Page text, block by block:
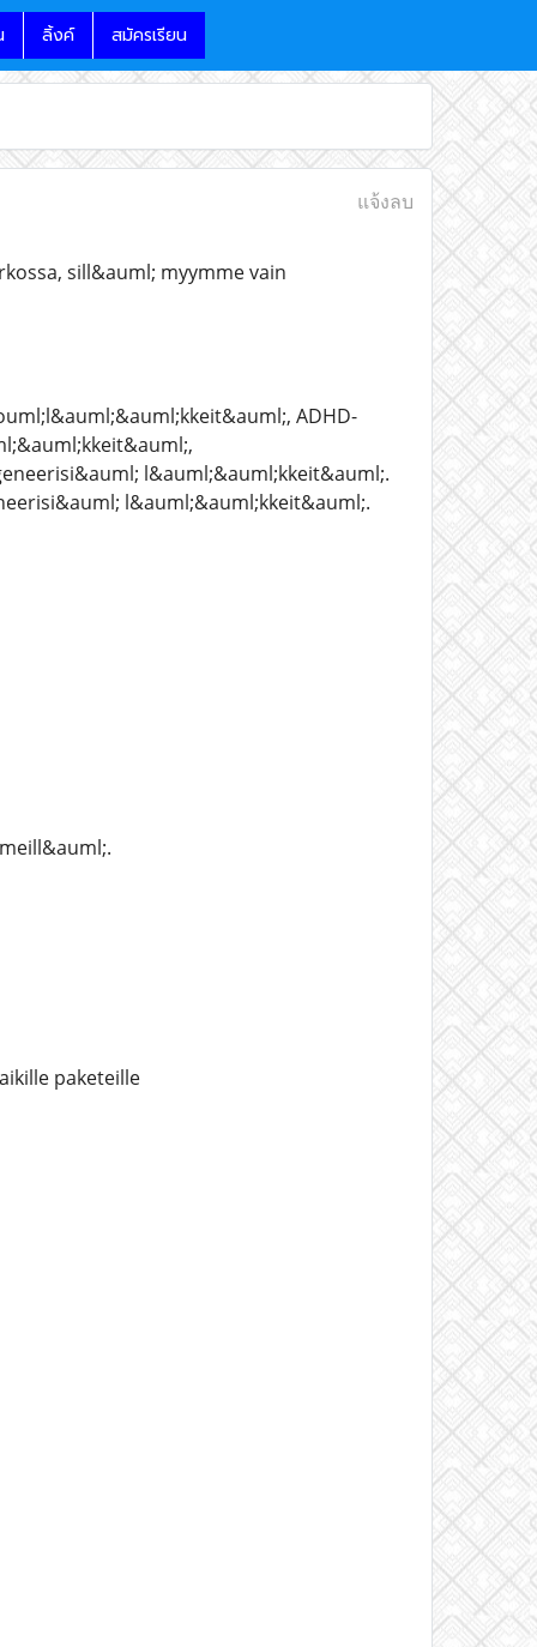
ลิ้งค์ สมัครเรียน
แจ้งลบ
sill&auml; myymme vain
ADHD-
l&auml;&auml;kkeit&auml;.
l&auml;&auml;kkeit&auml;.
paketeille